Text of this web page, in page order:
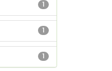
1
1
1